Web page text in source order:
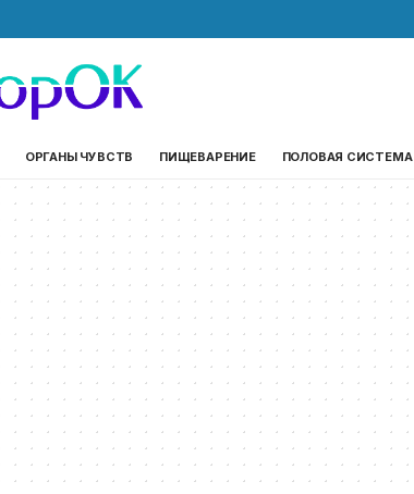
ОРГАНЫ ЧУВСТВ ПИЩЕВАРЕНИЕ ПОЛОВАЯ СИСТЕМА